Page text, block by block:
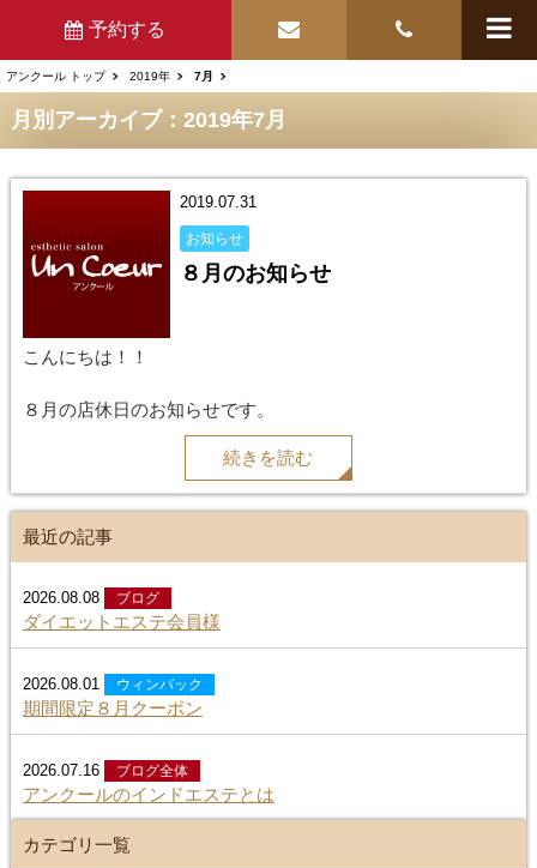
予約する
アンクール トップ 2019年 7月
月別アーカイブ：2019年7月
2019.07.31
お知らせ
８月のお知らせ
こんにちは！！
８月の店休日のお知らせです。
毎週日曜日。第１、２，３月曜日。
３０日、３１日はお休みいたします。
お盆につきましては９時～１８時まで営業いたしますので
是非ご利用くださいませ?
ご予約ですがお電話は接客中の場合ほとんどでれませんので
続きを読む
最近の記事
2026.08.08 ブログ
ダイエットエステ会員様
2026.08.01 ウィンバック
期間限定８月クーポン
2026.07.16 ブログ全体
アンクールのインドエステとは
カテゴリ一覧